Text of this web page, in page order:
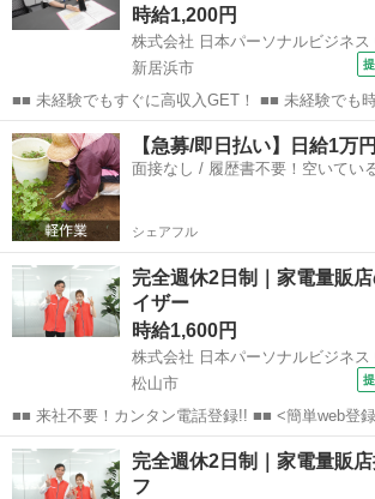
時給1,200円
株式会社 日本パーソナルビジネス
新居浜市
■■ 未経験でもすぐに高収入GET！ ■■ 未経験でも
なので、すぐに高収入!! 社員登用制度もあるので、
なんてキャリアアップも目指せます!! ■■ 来社不要！カンタン電話登
録!! ■■...
愛媛 新居浜市 店長
【急募/即日払い】日給1万
面接なし / 履歴書不要！空いてい
シェアフル
完全週休2日制｜家電量販
イザー
時給1,600円
株式会社 日本パーソナルビジネス
松山市
■■ 来社不要！カンタン電話登録!! ■■ <簡単web登
事紹介> で、来社なくお仕事探しが可能です♪ 基本
電話で希望を伝えるだけでOK★ 営業、ラウンダー
あります♪ ご希...
愛媛 松山市 店長
完全週休2日制｜家電量販
フ